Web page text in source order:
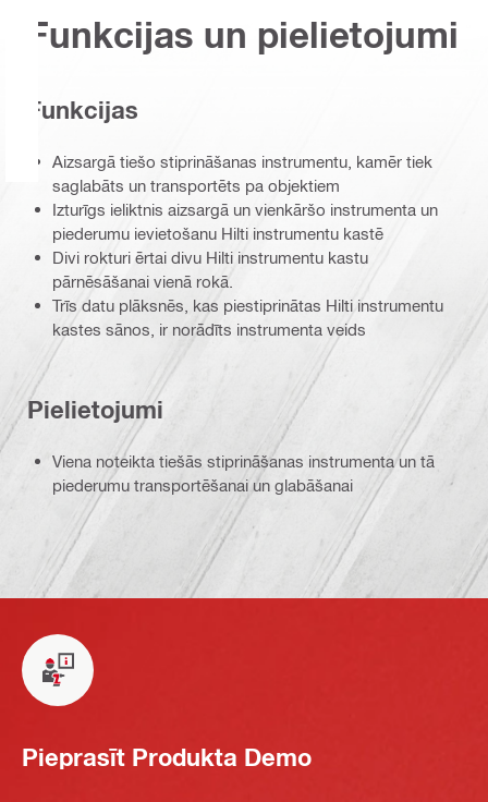
Funkcijas un pielietojumi
Funkcijas
Aizsargā tiešo stiprināšanas instrumentu, kamēr tiek
saglabāts un transportēts pa objektiem
Izturīgs ieliktnis aizsargā un vienkāršo instrumenta un
piederumu ievietošanu Hilti instrumentu kastē
Divi rokturi ērtai divu Hilti instrumentu kastu
pārnēsāšanai vienā rokā.
Trīs datu plāksnēs, kas piestiprinātas Hilti instrumentu
kastes sānos, ir norādīts instrumenta veids
Pielietojumi
Viena noteikta tiešās stiprināšanas instrumenta un tā
piederumu transportēšanai un glabāšanai
Pieprasīt Produkta Demo